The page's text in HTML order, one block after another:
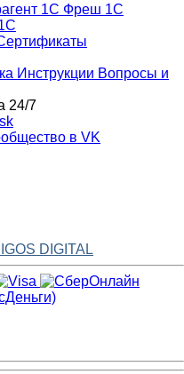
1С Фреш 1С
Инструкции Вопросы и
24/7
DIGITAL